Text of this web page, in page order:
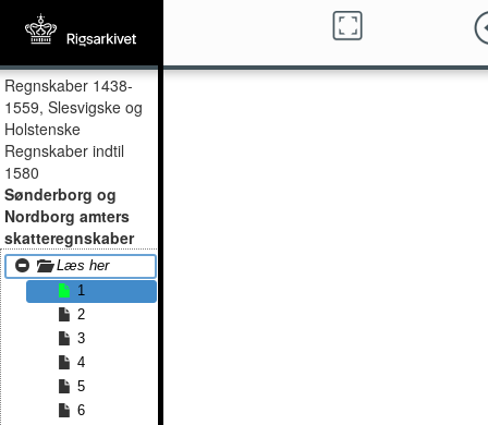
Regnskaber 1438-
1559, Slesvigske og
Holstenske
Regnskaber indtil
1580
Sønderborg og
Nordborg amters
skatteregnskaber
Læs her
1
2
3
4
5
6